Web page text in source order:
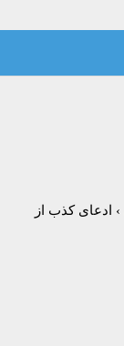
›
ادعای کذب از